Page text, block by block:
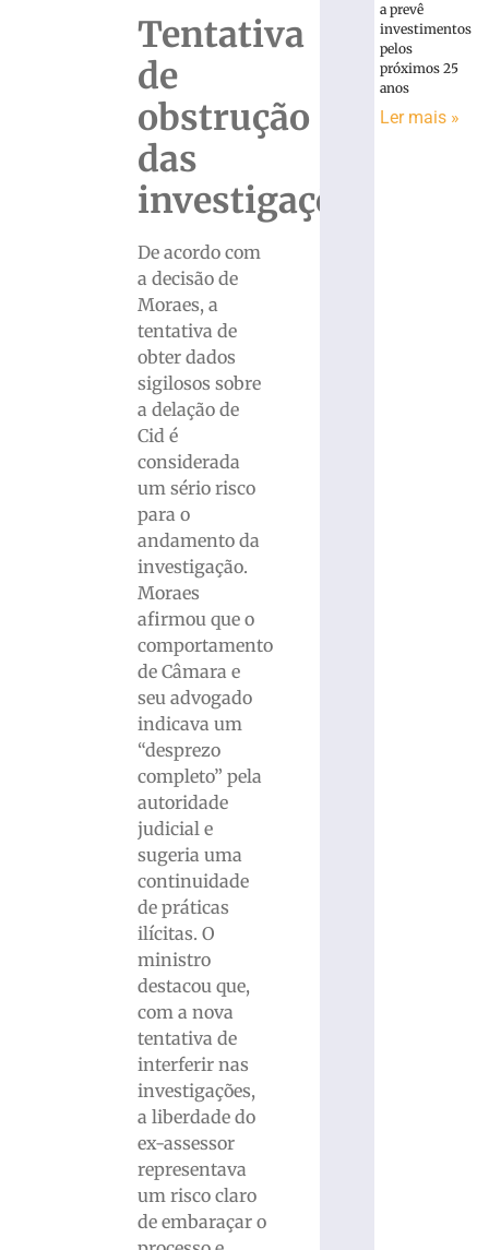
Tentativa
de
obstrução
das
investigações
De acordo com
a decisão de
Moraes, a
tentativa de
obter dados
sigilosos sobre
a delação de
Cid é
considerada
um sério risco
para o
andamento da
investigação.
Moraes
afirmou que o
comportamento
de Câmara e
seu advogado
indicava um
“desprezo
completo” pela
autoridade
judicial e
sugeria uma
continuidade
de práticas
ilícitas. O
ministro
destacou que,
com a nova
tentativa de
interferir nas
investigações,
a liberdade do
ex-assessor
representava
um risco claro
de embaraçar o
a prevê
investimentos
pelos
próximos 25
anos
Ler mais »